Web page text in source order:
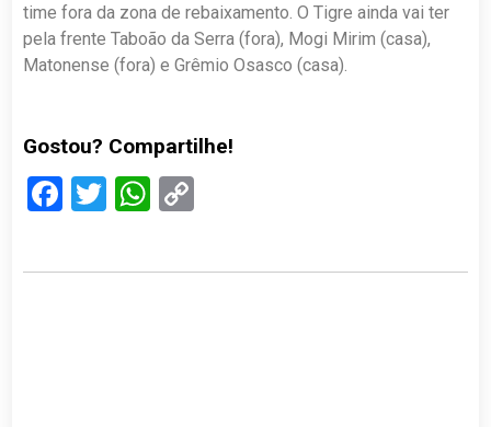
time fora da zona de rebaixamento. O Tigre ainda vai ter
pela frente Taboão da Serra (fora), Mogi Mirim (casa),
Matonense (fora) e Grêmio Osasco (casa).
Gostou? Compartilhe!
Facebook
TwitterWhatsApp